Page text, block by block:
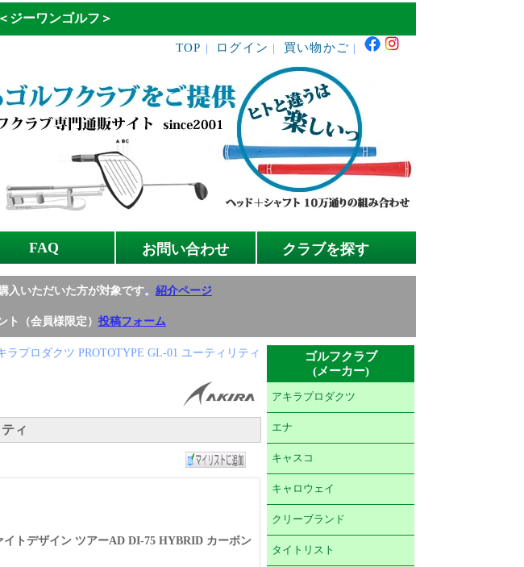
＜ジーワンゴルフ＞
TOP ログイン 買い物かご
FAQ お問い合わせ クラブを探す
入いただいた方が対象です。 紹介ページ
ト（会員様限定） 投稿フォーム
ラプロダクツ PROTOTYPE GL-01 ユーティリティ
ィ
イトデザイン ツアーAD DI-75 HYBRID カーボン
ゴルフクラブ
(メーカー)
アキラプロダクツ
エナ
キャスコ
キャロウェイ
クリーブランド
タイトリスト